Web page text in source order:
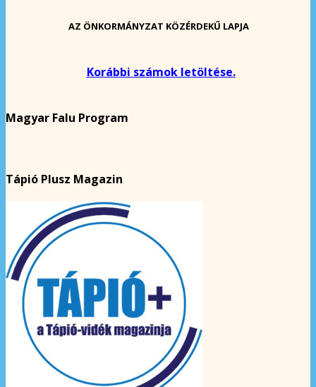
AZ ÖNKORMÁNYZAT KÖZÉRDEKŰ LAPJA
Korábbi számok letöltése.
Magyar Falu Program
Tápió Plusz Magazin